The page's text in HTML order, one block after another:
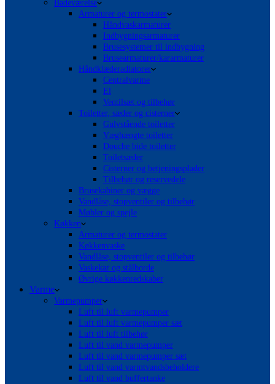
Badeværelse
Armaturer og termostater
Håndvaskarmaturer
Indbygningsarmaturer
Brusesystemer til indbygning
Brusearmaturer/kararmaturer
Håndklæderadiatorer
Centralvarme
El
Ventilsæt og tilbehør
Toiletter, sæder og cisterner
Gulvstående toiletter
Væghængte toiletter
Douche bide toiletter
Toiletsæder
Cisterner og betjeningsplader
Tilbehør og reservedele
Brusekabiner og vægge
Vandlåse, stopventiler og tilbehør
Møbler og spejle
Køkken
Armaturer og termostater
Køkkenvaske
Vandlåse, stopventiler og tilbehør
Vaskekar og stålborde
Øvrige køkkenredskaber
Varme
Varmepumper
Luft til luft varmepumper
Luft til luft varmepumper sæt
Luft til luft tilbehør
Luft til vand varmepumper
Luft til vand varmepumper sæt
Luft til vand varmtvandsbeholdere
Luft til vand buffertanke